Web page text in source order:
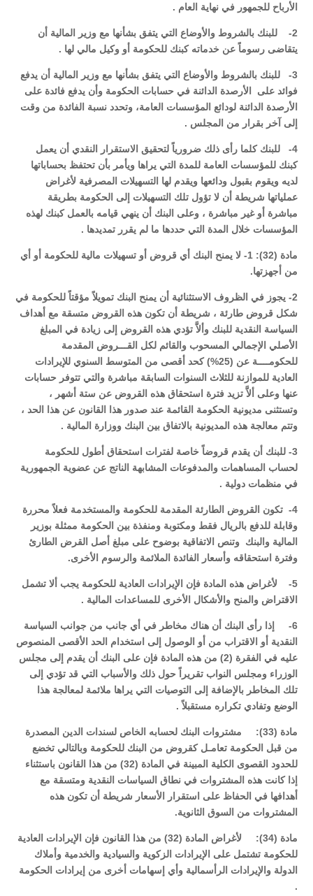
الأرباح للجمهور في نهاية العام .
2- للبنك بالشروط والأوضاع التي يتفق بشأنها مع وزير المالية أن
يتقاضى رسوماً عن خدماته كبنك للحكومة أو وكيل مالي لها .
3- للبنك بالشروط والأوضاع التي يتفق بشأنها مع وزير المالية أن يدفع
فوائد على الأرصدة الدائنة في حسابات الحكومة وأن يدفع فائدة على
الأرصدة الدائنة لودائع المؤسسات العامة، وتحدد نسبة الفائدة من وقت
إلى آخر بقرار من المجلس .
4- للبنك كلما رأى ذلك ضرورياً لتحقيق الاستقرار النقدي أن يعمل
كبنك للمؤسسات العامة للمدة التي يراها ويأمر بأن تحتفظ بحساباتها
لديه ويقوم بقبول ودائعها ويقدم لها التسهيلات المصرفية لأغراض
عملياتها شريطة أن لا تؤول تلك التسهيلات إلى الحكومة بطريقة
مباشرة أو غير مباشرة ، وعلى البنك أن ينهي قيامه بالعمل كبنك لهذه
المؤسسات خلال المدة التي حددها ما لم يقرر تمديدها .
مادة (32): 1- لا يمنح البنك أي قروض أو تسهيلات مالية للحكومة أو أي
من أجهزتها.
2- يجوز في الظروف الاستثنائية أن يمنح البنك تمويلاً مؤقتاً للحكومة في
شكل قروض طارئة ، شريطة أن تكون هذه القروض متسقة مع أهداف
السياسة النقدية للبنك وألاَّ تؤدي هذه القروض إلى زيادة في المبلغ
الأصلي الإجمالي المسحوب والقائم لكل القـــروض المقدمة
للحكومــــة عن (25%) كحد أقصى من المتوسط السنوي للإيرادات
العادية للموازنة للثلاث السنوات السابقة مباشرة والتي تتوفر حسابات
عنها وعلى ألاَّ تزيد فترة استحقاق هذه القروض عن ستة أشهر ،
وتستثنى مديونية الحكومة القائمة عند صدور هذا القانون عن هذا الحد ،
وتتم معالجة هذه المديونية بالاتفاق بين البنك ووزارة المالية .
3- للبنك أن يقدم قروضاً خاصة لفترات استحقاق أطول للحكومة
لحساب المساهمات والمدفوعات المشابهة الناتج عن عضوية الجمهورية
في منظمات دولية .
4- تكون القروض الطارئة المقدمة للحكومة والمستخدمة فعلاً محررة
وقابلة للدفع بالريال فقط ومكتوبة ومنفذة بين الحكومة ممثلة بوزير
المالية والبنك وتنص الاتفاقية بوضوح على مبلغ أصل القرض الطارئ
وفترة استحقاقه وأسعار الفائدة الملائمة والرسوم الأخرى.
5- لأغراض هذه المادة فإن الإيرادات العادية للحكومة يجب ألا تشمل
الاقتراض والمنح والأشكال الأخرى للمساعدات المالية .
6- إذا رأى البنك أن هناك مخاطر في أي جانب من جوانب السياسة
النقدية أو الاقتراب من أو الوصول إلى استخدام الحد الأقصى المنصوص
عليه في الفقرة (2) من هذه المادة فإن على البنك أن يقدم إلى مجلس
الوزراء ومجلس النواب تقريراً حول ذلك والأسباب التي قد تؤدي إلى
تلك المخاطر بالإضافة إلى التوصيات التي يراها ملائمة لمعالجة هذا
الوضع وتفادي تكراره مستقبلاً .
مادة (33): مشتروات البنك لحسابه الخاص لسندات الدين المصدرة
من قبل الحكومة تعامـل كقروض من البنك للحكومة وبالتالي تخضع
للحدود القصوى الكلية المبينة في المادة (32) من هذا القانون باستثناء
إذا كانت هذه المشتروات في نطاق السياسات النقدية ومتسقة مع
أهدافها في الحفاظ على استقرار الأسعار شريطة أن تكون هذه
المشتروات من السوق الثانوية.
مادة (34): لأغراض المادة (32) من هذا القانون فإن الإيرادات العادية
للحكومة تشتمل على الإيرادات الزكوية والسيادية والخدمية وأملاك
الدولة والإيرادات الرأسمالية وأي إسهامات أخرى من إيرادات الحكومة
.